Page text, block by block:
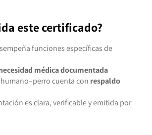
este certificado?
funciones específicas de
médica documentada
cuenta con respaldo
es clara, verificable y emitida por